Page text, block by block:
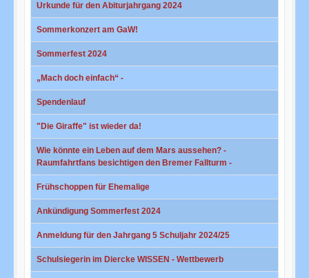
Urkunde für den Abiturjahrgang 2024
Sommerkonzert am GaW!
Sommerfest 2024
„Mach doch einfach“ -
Spendenlauf
"Die Giraffe" ist wieder da!
Wie könnte ein Leben auf dem Mars aussehen? -
Raumfahrtfans besichtigen den Bremer Fallturm -
Frühschoppen für Ehemalige
Ankündigung Sommerfest 2024
Anmeldung für den Jahrgang 5 Schuljahr 2024/25
Schulsiegerin im Diercke WISSEN - Wettbewerb